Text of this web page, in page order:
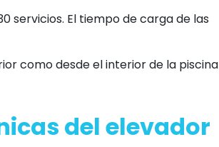
servicios. El tiempo de carga de las
como desde el interior de la piscina
del elevador